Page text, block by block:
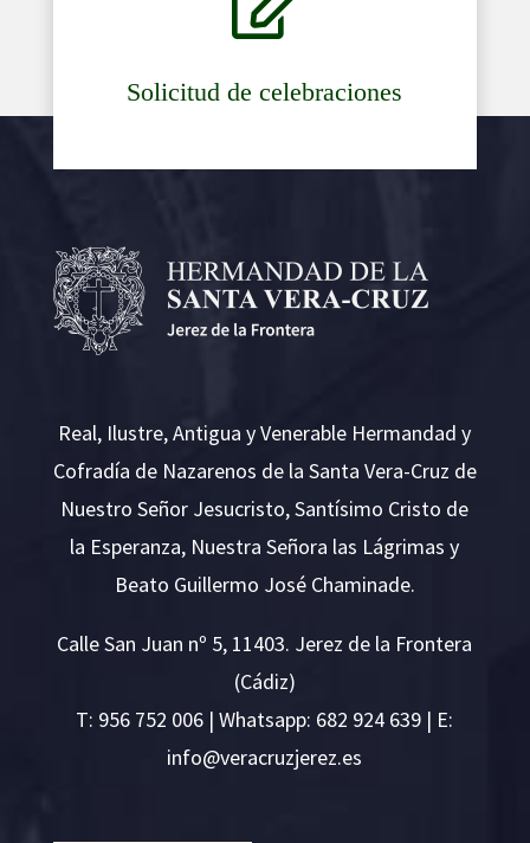
Solicitud de celebraciones
Real, Ilustre, Antigua y Venerable Hermandad y
Cofradía de Nazarenos de la Santa Vera-Cruz de
Nuestro Señor Jesucristo, Santísimo Cristo de
la Esperanza, Nuestra Señora las Lágrimas y
Beato Guillermo José Chaminade.
Calle San Juan nº 5, 11403. Jerez de la Frontera
(Cádiz)
T: 956 752 006 | Whatsapp: 682 924 639 | E:
se.ze
rejzu
rcare
v@ofn
i